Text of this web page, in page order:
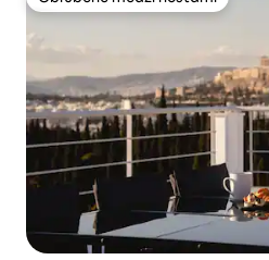
Obľúbené medzi hosťami